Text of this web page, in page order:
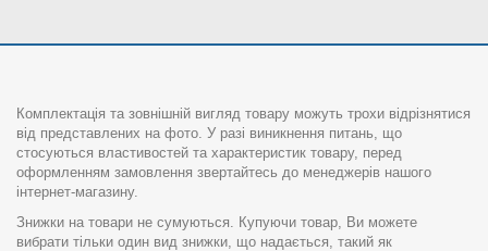
Комплектація та зовнішній вигляд товару можуть трохи відрізнятися
від представлених на фото. У разі виникнення питань, що
стосуються властивостей та характеристик товару, перед
оформленням замовлення звертайтесь до менеджерів нашого
інтернет-магазину.
Знижки на товари не сумуються. Купуючи товар, Ви можете
вибрати тільки один вид знижки, що надається, такий як